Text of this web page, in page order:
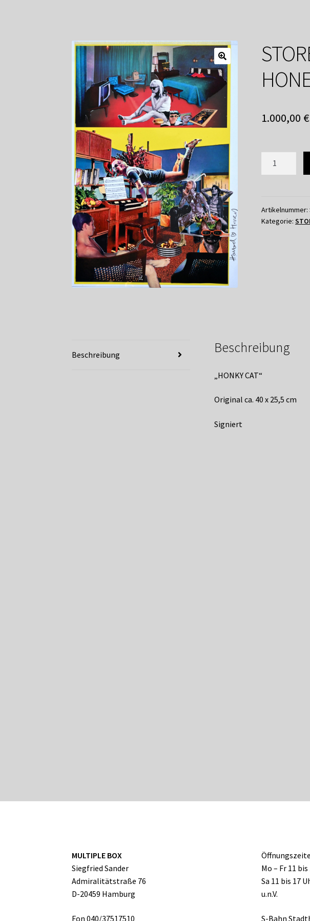
1.000,00 €
Menge
Artikelnummer:
Kategorie:
Beschreibung Beschreibung
„HONKY CAT“
Original ca. 40 x 25,5 cm
Signiert
MULTIPLE BOX
Siegfried Sander
Admiralitätstraße 76
D-20459 Hamburg
Fon 040/37517510
Mo – Fr 11
Sa 11 bis 17
u.n.V.
S-Bahn